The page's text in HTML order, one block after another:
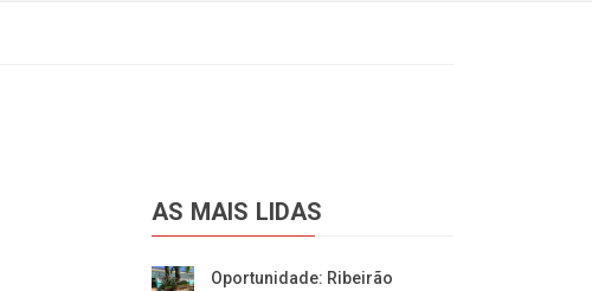
AS MAIS LIDAS
Oportunidade: Ribeirão